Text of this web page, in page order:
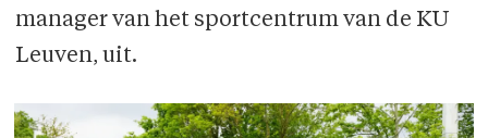
manager van het sportcentrum van de KU
Leuven, uit.